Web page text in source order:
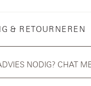
& RETOURNEREN
NODIG? CHAT